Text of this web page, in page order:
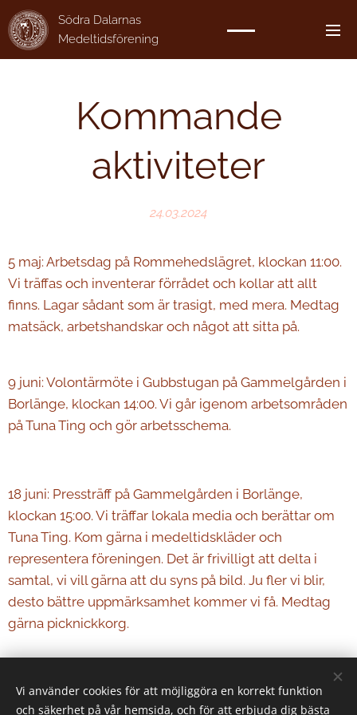
Södra Dalarnas
Medeltidsförening
Kommande
aktiviteter
24.03.2024
5 maj: Arbetsdag på Rommehedslägret, klockan 11:00.
Vi träffas och inventerar förrådet och kollar att allt
finns. Lagar sådant som är trasigt, med mera. Medtag
matsäck, arbetshandskar och något att sitta på.
9 juni: Volontärmöte i Gubbstugan på Gammelgården i
Borlänge, klockan 14:00. Vi går igenom arbetsområden
på Tuna Ting och gör arbetsschema.
18 juni: Pressträff på Gammelgården i Borlänge,
klockan 15:00. Vi träffar lokala media och berättar om
Tuna Ting. Kom gärna i medeltidskläder och
representera föreningen. Det är frivilligt att delta i
samtal, vi vill gärna att du syns på bild. Ju fler vi blir,
desto bättre uppmärksamhet kommer vi få. Medtag
gärna picknickkorg.
Vi använder cookies för att möjliggöra en korrekt funktion
och säkerhet på vår hemsida, och för att erbjuda dig bästa